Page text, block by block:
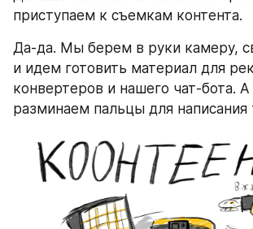
приступаем к съемкам контента.
Да-да. Мы берем в руки камеру,
и идем готовить материал для
конвертеров и нашего чат-бота.
разминаем пальцы для написания